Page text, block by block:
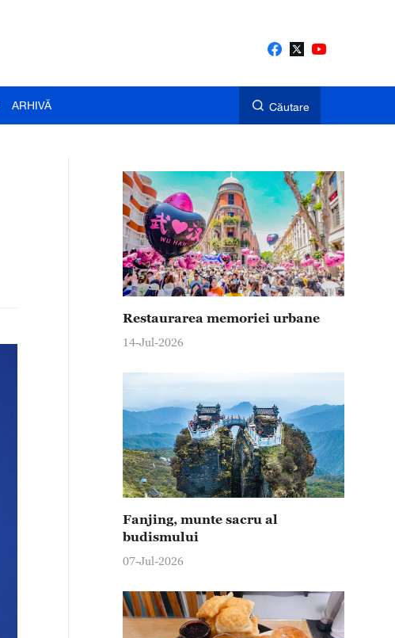
ARHIVĂ Căutare
Restaurarea memoriei urbane
14-Jul-2026
Fanjing, munte sacru al
budismului
07-Jul-2026